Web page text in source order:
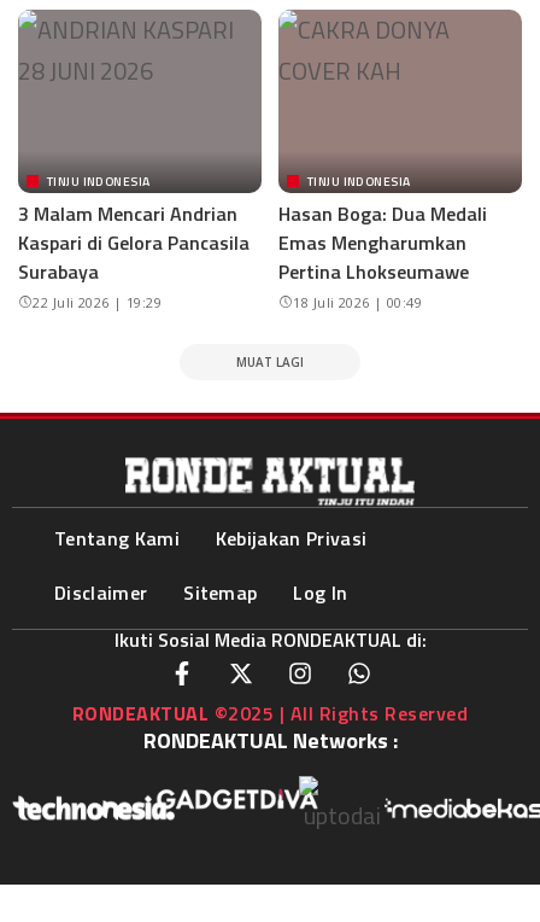
TINJU INDONESIA
3 Malam Mencari Andrian
Kaspari di Gelora Pancasila
Surabaya
22 Juli 2026 | 19:29
TINJU INDONESIA
Hasan Boga: Dua Medali
Emas Mengharumkan
Pertina Lhokseumawe
18 Juli 2026 | 00:49
MUAT LAGI
Tentang Kami
Kebijakan Privasi
Disclaimer
Sitemap
Log In
Ikuti Sosial Media RONDEAKTUAL di:
RONDEAKTUAL ©2025 | All Rights Reserved
RONDEAKTUAL Networks :